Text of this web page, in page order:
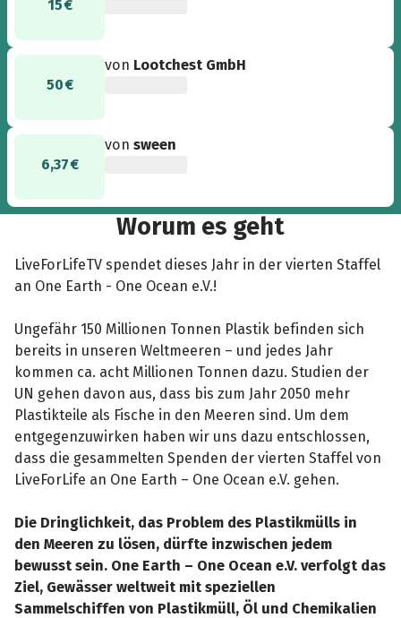
15 €
50 €
von Lootchest GmbH
6,37 €
vonsween
Worum es geht
LiveForLifeTV spendet dieses Jahr in der vierten Staffel
an One Earth - One Ocean e.V.!
Ungefähr 150 Millionen Tonnen Plastik befinden sich
bereits in unseren Weltmeeren – und jedes Jahr
kommen ca. acht Millionen Tonnen dazu. Studien der
UN gehen davon aus, dass bis zum Jahr 2050 mehr
Plastikteile als Fische in den Meeren sind. Um dem
entgegenzuwirken haben wir uns dazu entschlossen,
dass die gesammelten Spenden der vierten Staffel von
LiveForLife an One Earth – One Ocean e.V. gehen.
Die Dringlichkeit, das Problem des Plastikmülls in
den Meeren zu lösen, dürfte inzwischen jedem
bewusst sein. One Earth – One Ocean e.V. verfolgt das
Ziel, Gewässer weltweit mit speziellen
Sammelschiffen von Plastikmüll, Öl und Chemikalien